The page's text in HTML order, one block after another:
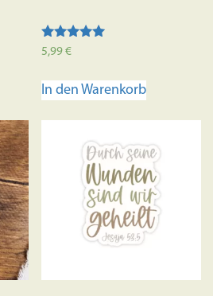
Bewertet mit
5,99€
In den Warenkorb